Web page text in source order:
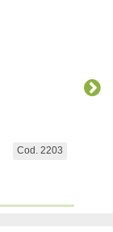
Cod. 2203